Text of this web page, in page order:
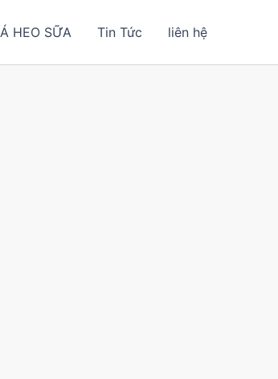
HEO SỮA Tin Tức liên hệ